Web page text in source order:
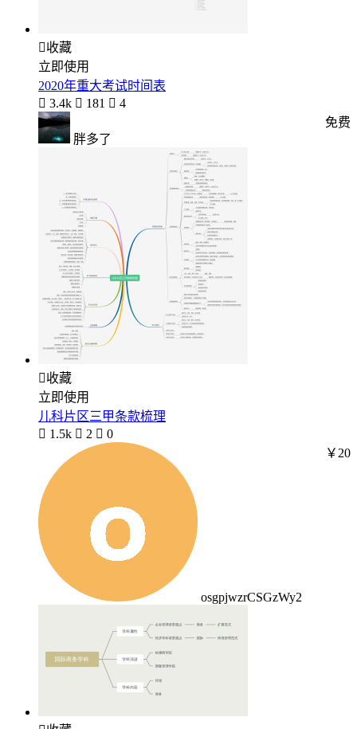
收藏
立即使用
2020年重大考试时间表
 3.4k  181  4
胖多了
免费
收藏
立即使用
儿科片区三甲条款梳理
 1.5k  2  0
osgpjwzrCSGzWy2
￥20